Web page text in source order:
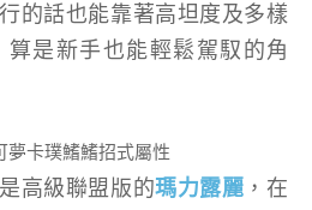
的話也能靠著高坦度及多樣
是新手也能輕鬆駕馭的角
高級聯盟版的瑪力露麗 ，在